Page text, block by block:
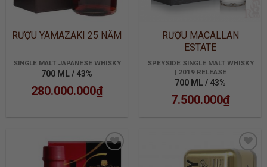
RƯỢU YAMAZAKI 25 NĂM
SINGLE MALT JAPANESE WHISKY
700 ML / 43%
280.000.000₫
RƯỢU MACALLAN
ESTATE
SPEYSIDE SINGLE MALT WHISKY
| 2019 RELEASE
700 ML / 43%
7.500.000₫